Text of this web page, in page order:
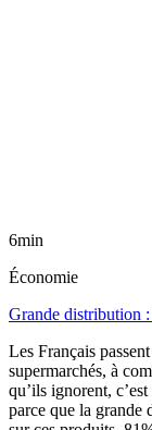
6min
Économie
Grande distribution
Les Français
supermarchés, à
qu’ils ignorent,
parce que la grande